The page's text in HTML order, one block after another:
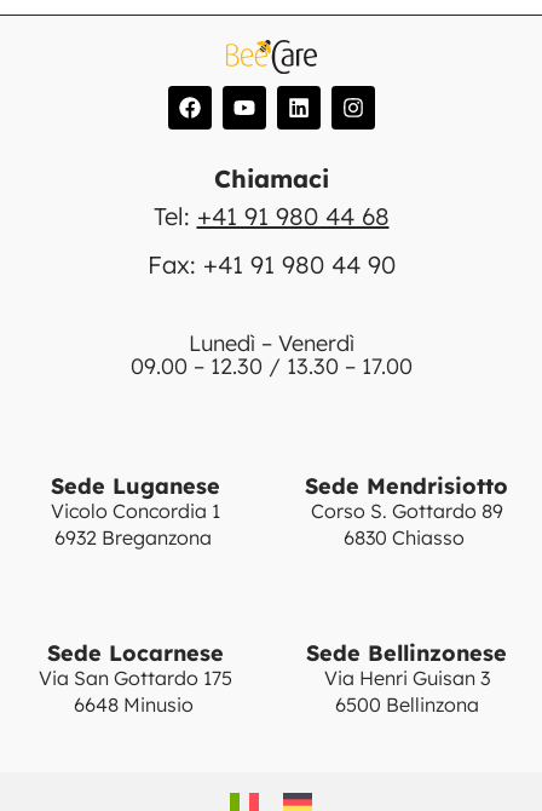
Chiamaci
Tel: +41 91 980 44 68
Fax: +41 91 980 44 90
Lunedì – Venerdì
09.00 – 12.30 / 13.30 – 17.00
Sede Luganese
Vicolo Concordia 1
6932 Breganzona
Sede Mendrisiotto
Corso S. Gottardo 89
6830 Chiasso
Sede Locarnese
Via San Gottardo 175
6648 Minusio
Sede Bellinzonese
Via Henri Guisan 3
6500 Bellinzona